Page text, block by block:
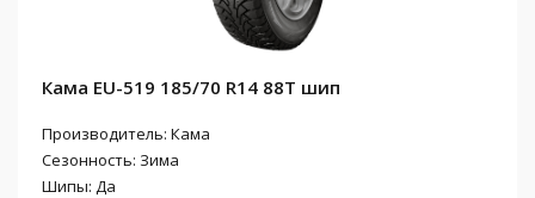
Кама EU-519 185/70 R14 88T шип
Производитель: Кама
Сезонность: Зима
Шипы: Да